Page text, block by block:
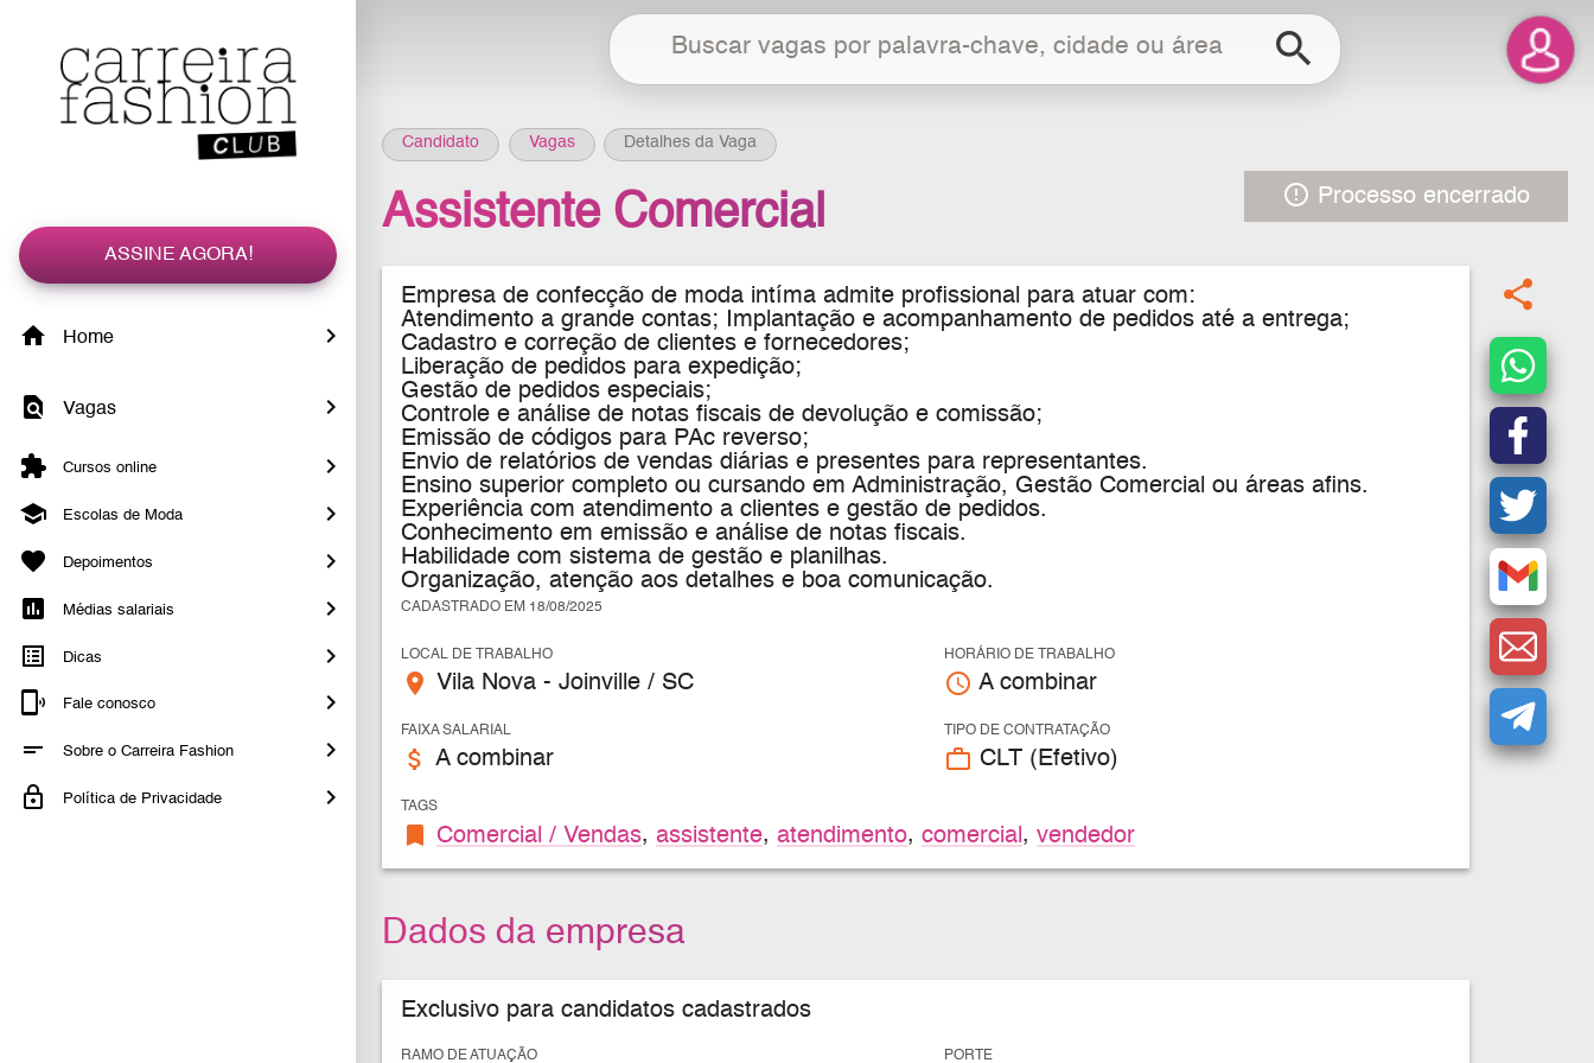
ASSINE AGORA!
Home
Vagas
Cursos online
Escolas de Moda
Depoimentos
Médias salariais
Dicas
Fale conosco
Sobre o Carreira Fashion
Política de Privacidade
search
Candidato Vagas Detalhes da Vaga
error_outline Processo encerrado
Assistente Comercial
Empresa de confecção de moda intíma admite profissional para atuar com:
Atendimento a grande contas; Implantação e acompanhamento de pedidos até a entrega;
Cadastro e correção de clientes e fornecedores;
Liberação de pedidos para expedição;
Gestão de pedidos especiais;
Controle e análise de notas fiscais de devolução e comissão;
Emissão de códigos para PAc reverso;
Envio de relatórios de vendas diárias e presentes para representantes.
Ensino superior completo ou cursando em Administração, Gestão Comercial ou áreas afins.
Experiência com atendimento a clientes e gestão de pedidos.
Conhecimento em emissão e análise de notas fiscais.
Habilidade com sistema de gestão e planilhas.
Organização, atenção aos detalhes e boa comunicação.
CADASTRADO EM 18/08/2025
LOCAL DE TRABALHO
place Vila Nova - Joinville / SC
HORÁRIO DE TRABALHO
access_time A combinar
FAIXA SALARIAL
attach_money A combinar
TIPO DE CONTRATAÇÃO
work_outline CLT (Efetivo)
TAGS
bookmark Comercial / Vendas, assistente, atendimento, comercial , vendedor
Dados da empresa
Exclusivo para candidatos cadastrados
RAMO DE ATUAÇÃO PORTE
share